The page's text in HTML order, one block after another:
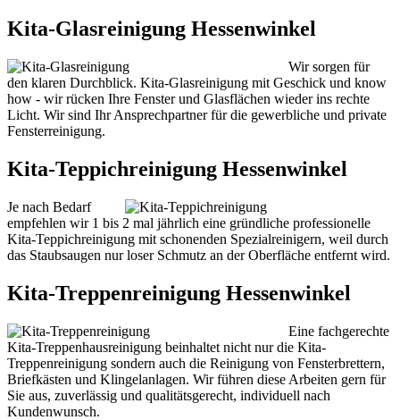
Kita-Glasreinigung Hessenwinkel
Wir sorgen für
den klaren Durchblick. Kita-Glasreinigung mit Geschick und know
how - wir rücken Ihre Fenster und Glasflächen wieder ins rechte
Licht. Wir sind Ihr Ansprechpartner für die gewerbliche und private
Fensterreinigung.
Kita-Teppichreinigung Hessenwinkel
Je nach Bedarf
empfehlen wir 1 bis 2 mal jährlich eine gründliche professionelle
Kita-Teppichreinigung mit schonenden Spezialreinigern, weil durch
das Staubsaugen nur loser Schmutz an der Oberfläche entfernt wird.
Kita-Treppenreinigung Hessenwinkel
Eine fachgerechte
Kita-Treppenhausreinigung beinhaltet nicht nur die Kita-
Treppenreinigung sondern auch die Reinigung von Fensterbrettern,
Briefkästen und Klingelanlagen. Wir führen diese Arbeiten gern für
Sie aus, zuverlässig und qualitätsgerecht, individuell nach
Kundenwunsch.